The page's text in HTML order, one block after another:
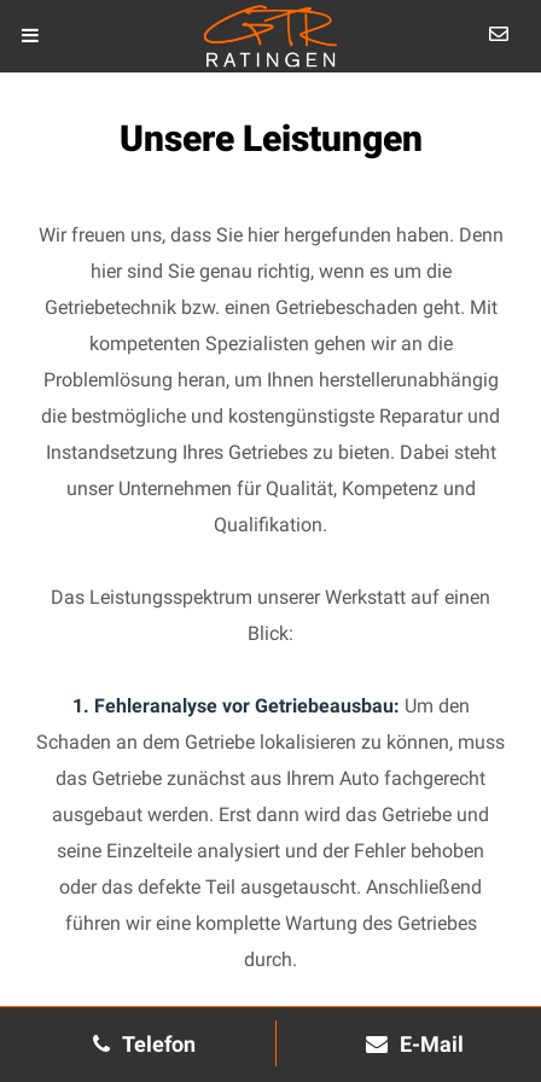
Telefon E-Mail
Unsere Leistungen
Wir freuen uns, dass Sie hier hergefunden haben. Denn
hier sind Sie genau richtig, wenn es um die
Getriebetechnik bzw. einen Getriebeschaden geht. Mit
kompetenten Spezialisten gehen wir an die
Problemlösung heran, um Ihnen herstellerunabhängig
die bestmögliche und kostengünstigste Reparatur und
Instandsetzung Ihres Getriebes zu bieten. Dabei steht
unser Unternehmen für Qualität, Kompetenz und
Qualifikation.
Das Leistungsspektrum unserer Werkstatt auf einen
Blick:
1. Fehleranalyse vor Getriebeausbau: Um den
Schaden an dem Getriebe lokalisieren zu können, muss
das Getriebe zunächst aus Ihrem Auto fachgerecht
ausgebaut werden. Erst dann wird das Getriebe und
seine Einzelteile analysiert und der Fehler behoben
oder das defekte Teil ausgetauscht. Anschließend
führen wir eine komplette Wartung des Getriebes
durch.
2. Manuelles Getriebe:
Die Reparatur eines komplexen
Schaltgetriebes ist äußerst aufwendig und benötigt